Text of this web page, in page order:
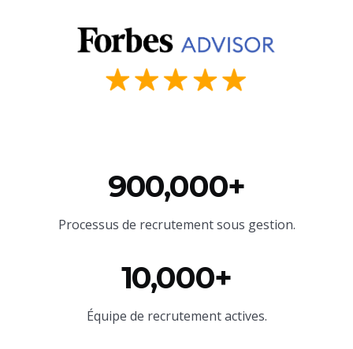
900,000+
Processus de recrutement sous gestion.
10,000+
Équipe de recrutement actives.